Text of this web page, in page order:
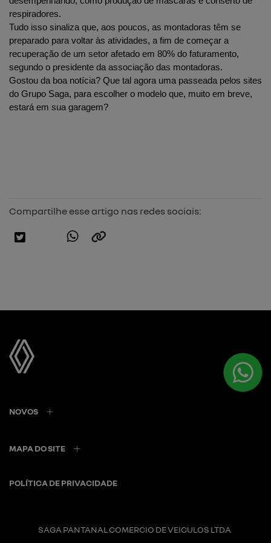
respiradores.
Tudo isso sinaliza que, aos poucos, as montadoras têm se
preparado para voltar às atividades, a fim de começar a
recuperação de um setor afetado em 80% do faturamento,
segundo o presidente da associação das montadoras.
Gostou da boa notícia? Que tal agora uma passeada pelos sites
do Grupo Saga, para escolher o modelo que, muito em breve,
estará em sua garagem?
Compartilhe esse artigo nas redes sociais:
NOVOS
MAPA DO SITE
POLÍTICA DE PRIVACIDADE
SAGA PANTANAL COMERCIO DE VEICULOS LTDA